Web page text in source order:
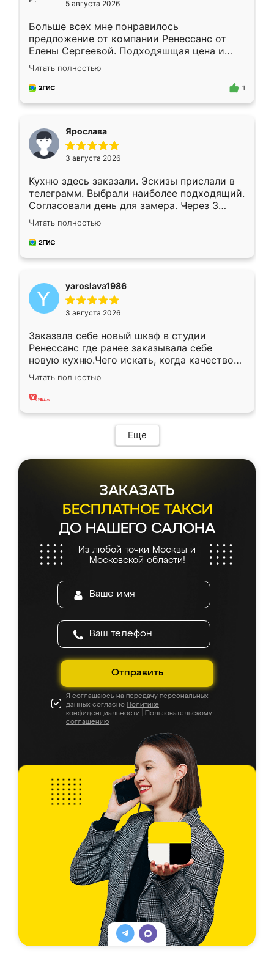
5 августа 2026
Больше всех мне понравилось
предложение от компании Ренессанс от
Елены Сергеевой. Подходяшщая цена и
короткие сроки изготовления. Приехавший
для замера сотрудник Владислав
предложил по моему эскизу самый
Читать полностью
1
Ярослава
3 августа 2026
Кухню здесь заказали. Эскизы прислали в
телеграмм. Выбрали наиболее подходящий.
Согласовали день для замера. Через 3
недели кухня была уже готова. Остались
довольны работой. Спасибо Ренессанс
мебель за качественную работу!
Читать полностью
yaroslava1986
3 августа 2026
Заказала себе новый шкаф в студии
Ренессанс где ранее заказывала себе
новую кухню.Чего искать, когда качеством
вполне довольна. Служит кухня уже почти
два года, нареканий нет.
Читать полностью
Еще
ЗАКАЗАТЬ
БЕСПЛАТНОЕ ТАКСИ
ДО НАШЕГО САЛОНА
Из любой точки Москвы и
Московской области!
Отправить
Я соглашаюсь на передачу персональных
данных согласно Политике
конфиденциальности
Пользовательскому
соглашению